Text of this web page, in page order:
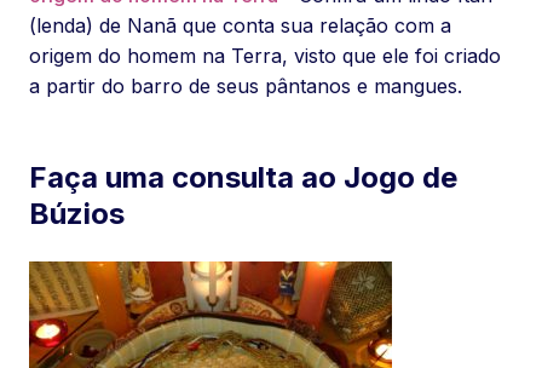
(lenda) de Nanã que conta sua relação com a
origem do homem na Terra, visto que ele foi criado
a partir do barro de seus pântanos e mangues.
Faça uma consulta ao Jogo de
Búzios